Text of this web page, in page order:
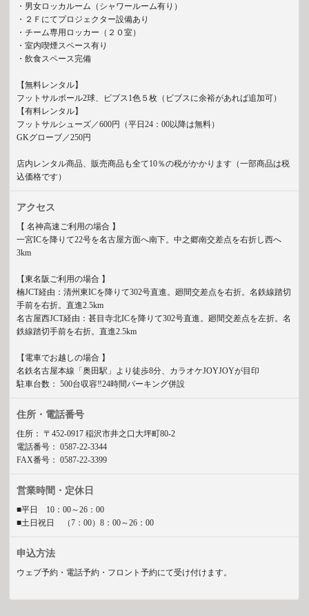
・男女ロッカルーム（シャワールーム有り）
・２Ｆにてプロジェクター設備あり
・チーム専用ロッカー（２０室）
・室内喫煙スペース有り
・飲食スペース完備
【無料レンタル】
フットサルボール2球、ビブス1色５枚（ビブスに余裕があれば追加可）
【有料レンタル】
フットサルシューズ／600円（平日24：00以降は無料）
GKグローブ／250円
店内レンタル商品、販売商品も全て10％の税がかかります（一部商品は税
込価格です）
アクセス
【 名神高速ご利用の場合 】
一宮ICを降りて22号を名古屋方面へ南下。中之郷南交差点を右折し西へ
3km
【東名阪ご利用の場合 】
楠JCT経由：清州東ICを降りて302号直進。廻間交差点を右折。名鉄線踏切
手前を右折。直進2.5km
名古屋西JCT経由：甚目寺北ICを降りて302号直進。廻間交差点を左折。名
鉄線踏切手前を右折。直進2.5km
【電車でお越しの場合 】
名鉄名古屋本線「奥田駅」より徒歩8分、カラオケJOYJOYが目印
駐車台数：
500台収容‼24時間パーキング併設
住所・電話番号
住所：
〒452-0917 稲沢市井之口大坪町80-2
電話番号：
0587-22-3344
FAX番号：
0587-22-3399
営業時間・定休日
■平日 10：00～26：00
■土日祝日 （7：00）8：00～26：00
申込方法
ウェブ予約・電話予約・フロント予約にて受け付けます。